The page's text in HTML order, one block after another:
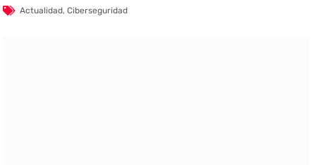
Actualidad,Ciberseguridad